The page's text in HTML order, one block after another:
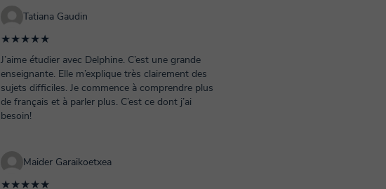
Tatiana Gaudin
★★★★★
J’aime étudier avec Delphine. C’est une grande
enseignante. Elle m’explique très clairement des
sujets difficiles. Je commence à comprendre plus
de français et à parler plus. C’est ce dont j’ai
besoin!
Maider Garaikoetxea
★★★★★